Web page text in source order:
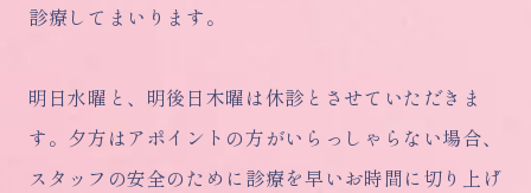
診療してまいります。
明日水曜と、明後日木曜は休診とさせていただきま
す。夕方はアポイントの方がいらっしゃらない場合、
スタッフの安全のために診療を早いお時間に切り上げ